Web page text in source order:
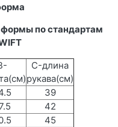
по стандартам
C-длина
рукава(см)
39
42
45